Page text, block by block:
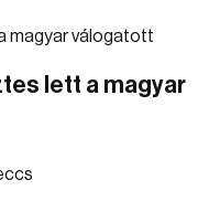
lett a magyar